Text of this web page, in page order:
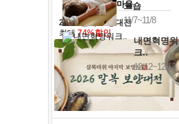
크숍
11/7~11/8
내면혁명워
크..
12/12~12/13
2026 말복 보양대전
최대 74%할인